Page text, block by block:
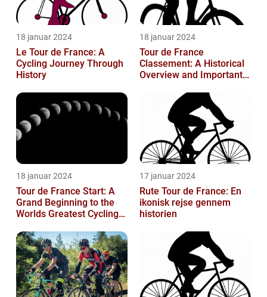
18 januar 2024
Le Tour de France: A
Cycling Journey Through
History
18 januar 2024
Tour de France
Classement: A Historical
Overview and Important
18 januar 2024
Tour de France Start: A
Grand Beginning to the
Worlds Greatest Cycling
17 januar 2024
Rute Tour de France: En
ikonisk rejse gennem
historien